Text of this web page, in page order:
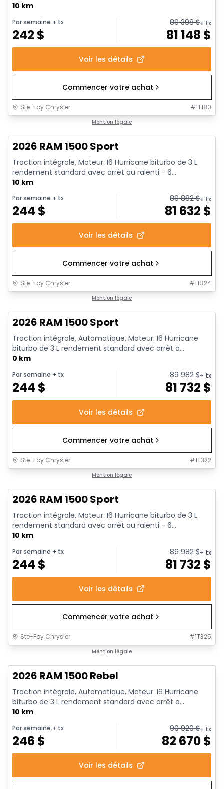
10 km
Par semaine + tx
242 $
89 398$+ tx
81 148 $
Voir les détails
Commencer votre achat
Ste-Foy Chrysler #1T180
Mention légale
2026 RAM 1500 Sport
Traction intégrale, Moteur: I6 Hurricane biturbo de 3 L
rendement standard avec arrêt au ralenti - 6...
10 km
Par semaine + tx
244 $
89 882$+ tx
81 632 $
Voir les détails
Commencer votre achat
Ste-Foy Chrysler #1T324
Mention légale
2026 RAM 1500 Sport
Traction intégrale, Automatique, Moteur: I6 Hurricane
biturbo de 3 L rendement standard avec arrêt a...
0 km
Par semaine + tx
244 $
89 982$+ tx
81 732 $
Voir les détails
Commencer votre achat
Ste-Foy Chrysler #1T322
Mention légale
2026 RAM 1500 Sport
Traction intégrale, Moteur: I6 Hurricane biturbo de 3 L
rendement standard avec arrêt au ralenti - 6...
10 km
Par semaine + tx
244 $
89 982$+ tx
81 732 $
Voir les détails
Commencer votre achat
Ste-Foy Chrysler #1T325
Mention légale
2026 RAM 1500 Rebel
Traction intégrale, Automatique, Moteur: I6 Hurricane
biturbo de 3 L rendement standard avec arrêt a...
10 km
Par semaine + tx
246 $
90 920$+ tx
82 670$
Voir les détails